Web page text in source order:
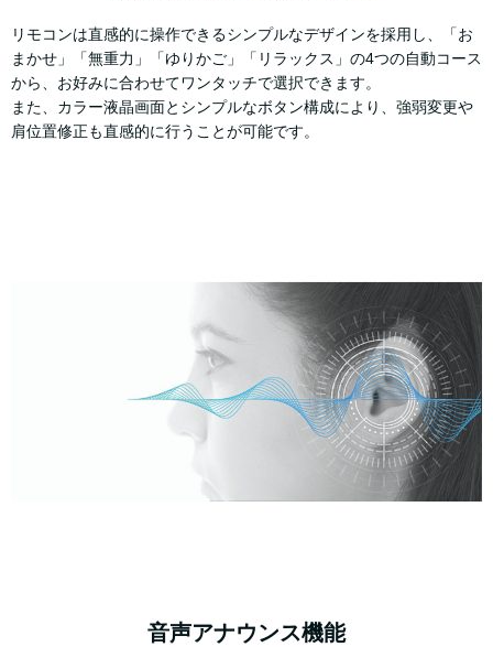
リモコンは直感的に操作できるシンプルなデザインを採用し、「お
まかせ」「無重力」「ゆりかご」「リラックス」の4つの自動コース
から、お好みに合わせてワンタッチで選択できます。
また、カラー液晶画面とシンプルなボタン構成により、強弱変更や
肩位置修正も直感的に行うことが可能です。
音声アナウンス機能